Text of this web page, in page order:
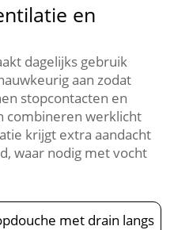
en
dagelijks gebruik
aan zodat
stopcontacten en
combineren werklicht
krijgt extra aandacht
waar nodig met vocht
met drain langs